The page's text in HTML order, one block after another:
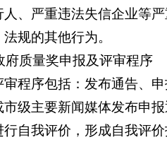
人、严重违法失信企业等
规的其他行为。
府质量奖申报及评审程序
程序包括：发布通告、
级主要新闻媒体发布申
自我评价，形成自我评